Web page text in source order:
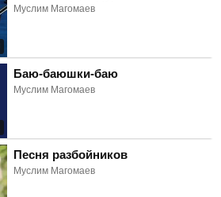
Муслим Магомаев
Баю-баюшки-баю
Муслим Магомаев
Песня разбойников
Муслим Магомаев